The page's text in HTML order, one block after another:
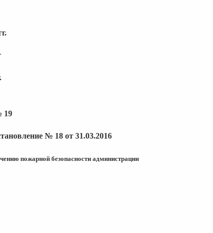
19
№ 18 от 31.03.2016
пожарнойбезопасности администрации